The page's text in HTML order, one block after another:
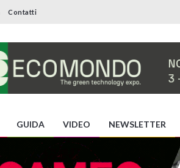
Contatti
GUIDA VIDEO NEWSLETTER